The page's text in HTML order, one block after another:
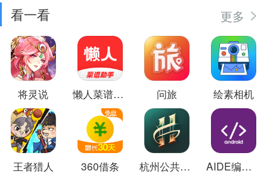
看一看 更多
将灵说 懒人菜谱助手 问旅 绘素相机
王者猎人 360借条 杭州公共交通 AIDE编译器